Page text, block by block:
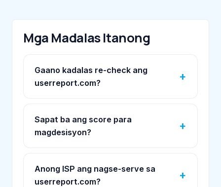
Mga Madalas Itanong
Gaano kadalas re-check ang
userreport.com?
Sapat ba ang score para
magdesisyon?
Anong ISP ang nagse-serve sa
userreport.com?